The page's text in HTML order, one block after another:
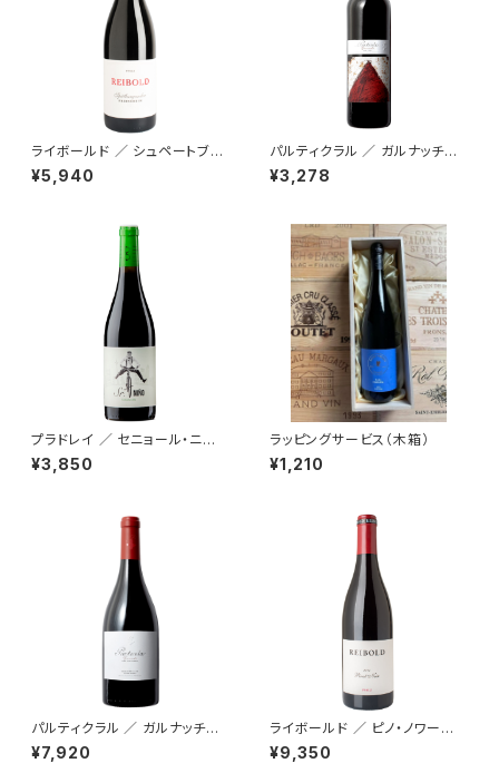
ライボールド ／ シュペートブル
グンダー フラインスハイム 2
018
¥5,940
パルティクラル ／ ガルナッチャ・
オールド・ヴィネ 2015
¥3,278
プラドレイ ／ セニョール・ニー
ニョ 2018
¥3,850
ラッピングサービス（木箱）
¥1,210
パルティクラル ／ ガルナッチャ・
ヴィニャス・センテナリアス 20
15
¥7,920
ライボールド ／ ピノ・ノワー
ル 2016
¥9,350